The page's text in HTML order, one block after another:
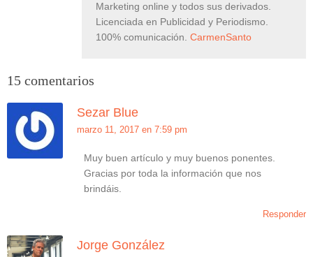
Marketing online y todos sus derivados.
Licenciada en Publicidad y Periodismo.
100% comunicación. CarmenSanto
15 comentarios
Sezar Blue
marzo 11, 2017 en 7:59 pm
Muy buen artículo y muy buenos ponentes.
Gracias por toda la información que nos
brindáis.
Responder
Jorge González